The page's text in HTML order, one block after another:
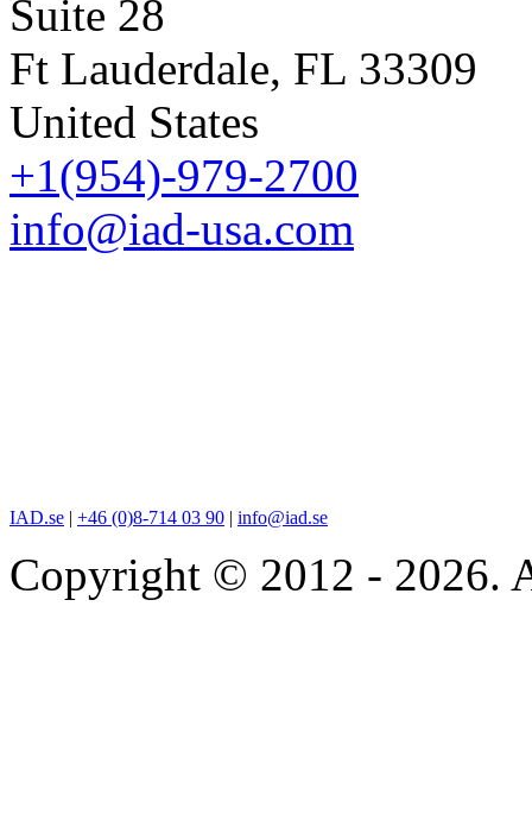
Suite 28
Ft Lauderdale, FL 33309
United States
+1(954)-979-2700
info@iad-usa.com
IAD.se | +46 (0)8-714 03 90 | info@iad.se
Copyright © 2012 - 2026.